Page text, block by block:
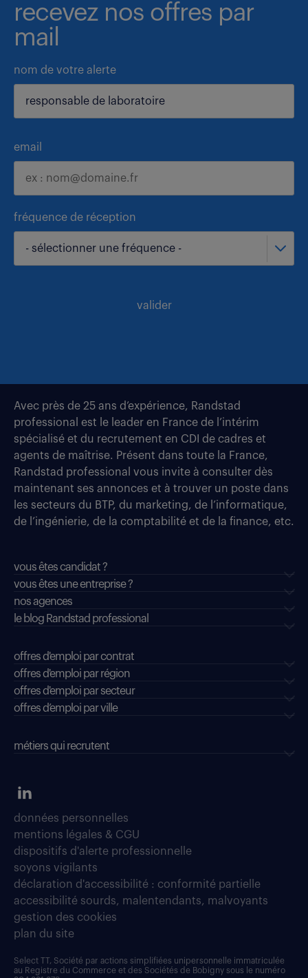
recevez nos offres par
mail
nom de votre alerte
email
fréquence de réception
- sélectionner une fréquence -
valider
Avec près de 25 ans d’expérience, Randstad
professional est le leader en France de l’intérim
spécialisé et du recrutement en CDI de cadres et
agents de maîtrise. Présent dans toute la France,
Randstad professional vous invite à consulter dès
maintenant ses annonces et à trouver un poste dans
les secteurs du BTP, du marketing, de l’informatique,
de l’ingénierie, de la comptabilité et de la finance, etc.
vous êtes candidat ?
vous êtes une entreprise ?
nos agences
le blog Randstad professional
offres d'emploi par contrat
offres d'emploi par région
offres d'emploi par secteur
offres d’emploi par ville
métiers qui recrutent
données personnelles
mentions légales & CGU
dispositifs d'alerte professionnelle
soyons vigilants
déclaration d'accessibilité : conformité partielle
accessibilité sourds, malentendants, malvoyants
gestion des cookies
plan du site
Select TT, Société par actions simplifiées unipersonnelle immatriculée
au Registre du Commerce et des Sociétés de Bobigny sous le numéro